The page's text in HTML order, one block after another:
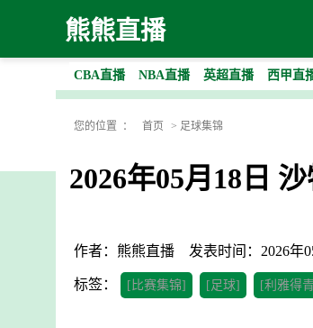
熊熊直播
CBA直播 NBA直播 英超直播 西甲直
您的位置 ： 首页 > 足球集锦
2026年05月18日
作者：熊熊直播 发表时间：2026年
标签： [比赛集锦] [足球] [利雅得